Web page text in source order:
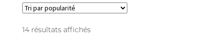
14 résultats affichés